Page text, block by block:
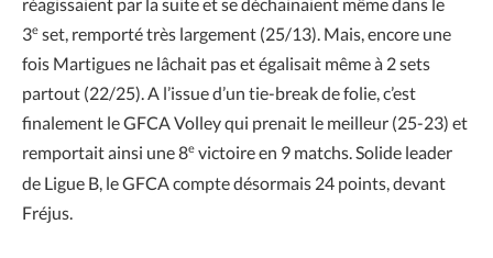
3e set, remporté très largement (25/13). Mais, encore une
fois Martigues ne lâchait pas et égalisait même à 2 sets
partout (22/25). A l’issue d’un tie-break de folie, c’est
finalement le GFCA Volley qui prenait le meilleur (25-23) et
remportait ainsi une 8e victoire en 9 matchs. Solide leader
de Ligue B, le GFCA compte désormais 24 points, devant
Fréjus.